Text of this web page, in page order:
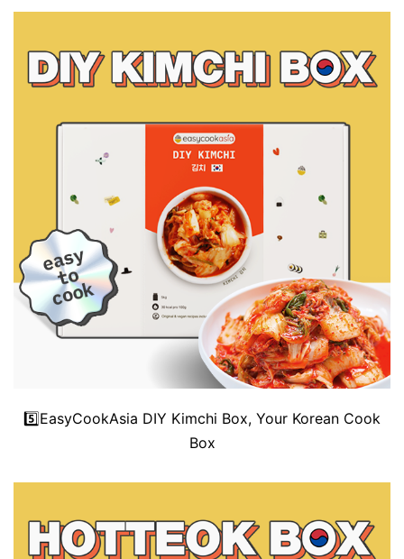
5️⃣EasyCookAsia DIY Kimchi Box, Your Korean Cook
Box